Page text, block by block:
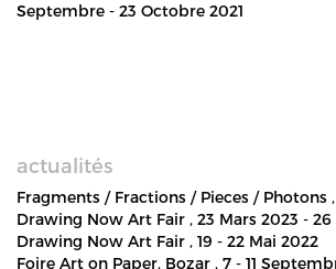
Septembre - 23 Octobre 2021
actualités
Fragments / Fractions / Pieces / Photons
Drawing Now Art Fair , 23 Mars 2023 -
Drawing Now Art Fair , 19 - 22 Mai 2022
Foire Art on Paper, Bozar , 7 - 11